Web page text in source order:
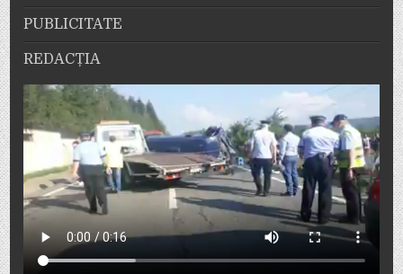
PUBLICITATE
REDACȚIA